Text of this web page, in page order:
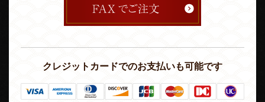
クレジットカードでのお支払いも可能です